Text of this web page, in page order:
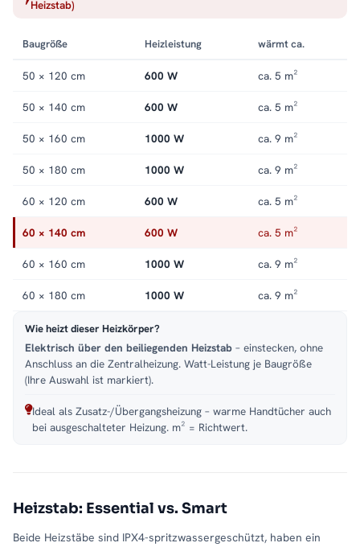
elektrisch.
Heizstab)
Baugröße Heizleistung wärmt ca.
50 × 120 cm 600 W ca. 5 m²
50 × 140 cm 600 W ca. 5 m²
50 × 160 cm 1000 W ca. 9 m²
50 × 180 cm 1000 W ca. 9 m²
60 × 120 cm 600 W ca. 5 m²
60 × 140 cm 600 W ca. 5 m²
60 × 160 cm 1000 W ca. 9 m²
60 × 180 cm 1000 W ca. 9 m²
Wie heizt dieser Heizkörper?
Elektrisch über den beiliegenden Heizstab – einstecken, ohne
Anschluss an die Zentralheizung. Watt-Leistung je Baugröße
(Ihre Auswahl ist markiert).
Ideal als Zusatz-/Übergangsheizung – warme Handtücher auch
bei ausgeschalteter Heizung. m² = Richtwert.
Heizstab: Essential vs. Smart
Beide Heizstäbe sind IPX4-spritzwassergeschützt, haben ein